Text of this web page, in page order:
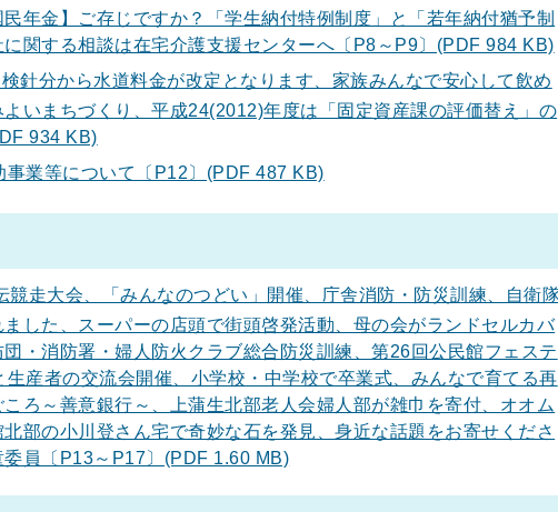
年金】ご存じですか？「学生納付特例制度」と「若年納付猶予制
関する相談は在宅介護支援センターへ〔P8～P9〕(PDF 984 KB)
針分から水道料金が改定となります、家族みんなで安心して飲め
いまちづくり、平成24(2012)年度は「固定資産課の評価替え」の
934 KB)
事業等について〔P12〕(PDF 487 KB)
競走大会、「みんなのつどい」開催、庁舎消防・防災訓練、自衛
した、スーパーの店頭で街頭啓発活動、母の会がランドセルカバ
・消防署・婦人防火クラブ総合防災訓練、第26回公民館フェステ
生産者の交流会開催、小学校・中学校で卒業式、みんなで育てる再
ろ～善意銀行～、上蒲生北部老人会婦人部が雑巾を寄付、オオム
部の小川登さん宅で奇妙な石を発見、身近な話題をお寄せくださ
員〔P13～P17〕(PDF 1.60 MB)